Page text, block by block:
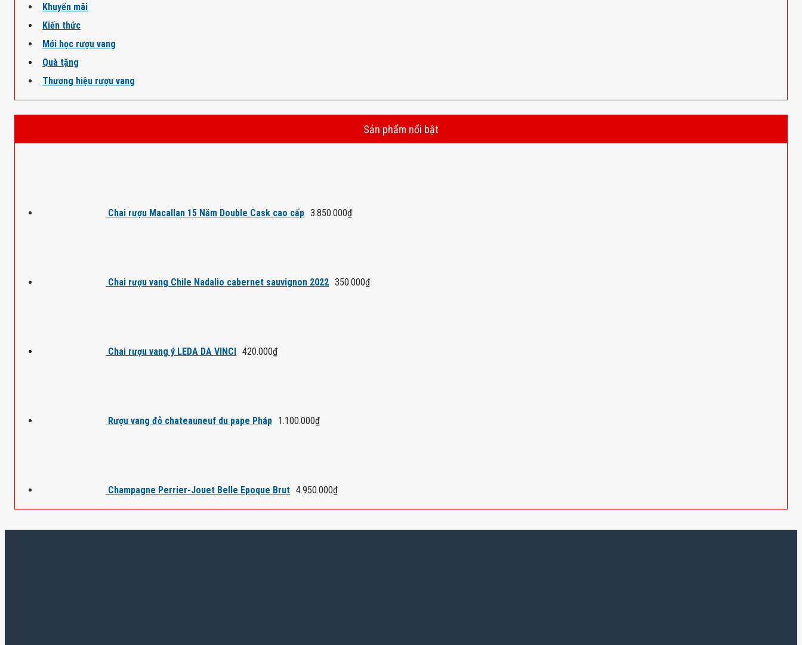
Khuyến mãi
Kiến thức
Mới học rượu vang
Quà tặng
Thương hiệu rượu vang
Sản phẩm nổi bật
Chai rượu Macallan 15 Năm Double Cask cao cấp 3.850.000₫
Chai rượu vang Chile Nadalio cabernet sauvignon 2022 350.000₫
Chai rượu vang ý LEDA DA VINCI 420.000₫
Rượu vang đỏ chateauneuf du pape Pháp 1.100.000₫
Champagne Perrier-Jouet Belle Epoque Brut 4.950.000₫